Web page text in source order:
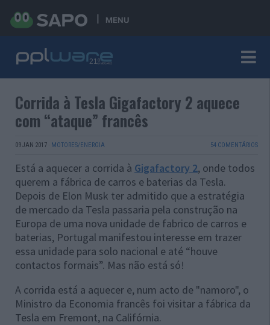
MENU
Corrida à Tesla Gigafactory 2 aquece
com “ataque” francês
09 JAN 2017 · MOTORES/ENERGIA 54 COMENTÁRIOS
Está a aquecer a corrida à Gigafactory 2, onde todos
querem a fábrica de carros e baterias da Tesla.
Depois de Elon Musk ter admitido que a estratégia
de mercado da Tesla passaria pela construção na
Europa de uma nova unidade de fabrico de carros e
baterias, Portugal manifestou interesse em trazer
essa unidade para solo nacional e até “houve
contactos formais”. Mas não está só!
A corrida está a aquecer e, num acto de "namoro", o
Ministro da Economia francês foi visitar a fábrica da
Tesla em Fremont, na Califórnia.